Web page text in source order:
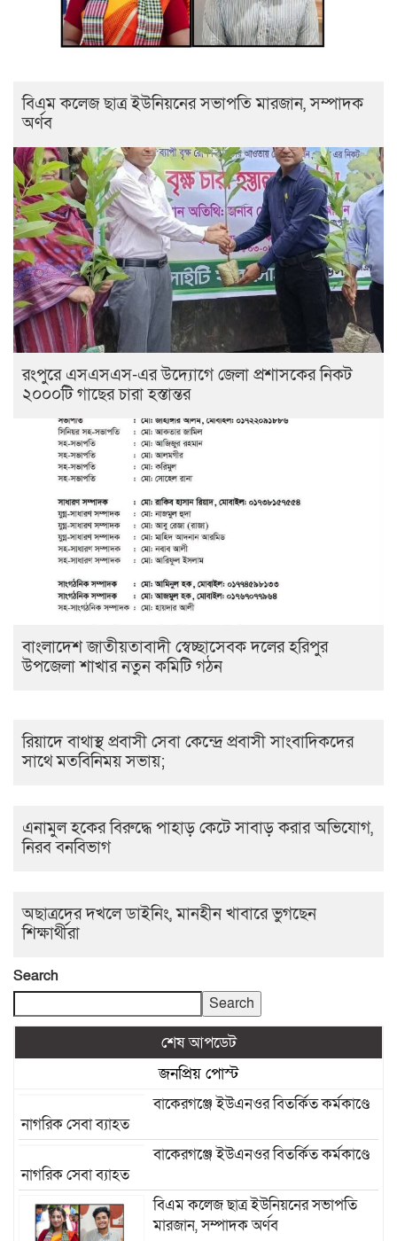
বিএম কলেজ ছাত্র ইউনিয়নের সভাপতি মারজান, সম্পাদক
অর্ণব
রংপুরে এসএসএস-এর উদ্যোগে জেলা প্রশাসকের নিকট
২০০০টি গাছের চারা হস্তান্তর
বাংলাদেশ জাতীয়তাবাদী স্বেচ্ছাসেবক দলের হরিপুর
উপজেলা শাখার নতুন কমিটি গঠন
রিয়াদে বাথাস্থ প্রবাসী সেবা কেন্দ্রে প্রবাসী সাংবাদিকদের
সাথে মতবিনিময় সভায়;
এনামুল হকের বিরুদ্ধে পাহাড় কেটে সাবাড় করার অভিযোগ,
নিরব বনবিভাগ
অছাত্রদের দখলে ডাইনিং, মানহীন খাবারে ভুগছেন
শিক্ষার্থীরা
Search
Search
শেষ আপডেট
জনপ্রিয় পোস্ট
বাকেরগঞ্জে ইউএনওর বিতর্কিত কর্মকাণ্ডে
নাগরিক সেবা ব্যাহত
বাকেরগঞ্জে ইউএনওর বিতর্কিত কর্মকাণ্ডে
নাগরিক সেবা ব্যাহত
বিএম কলেজ ছাত্র ইউনিয়নের সভাপতি
মারজান, সম্পাদক অর্ণব